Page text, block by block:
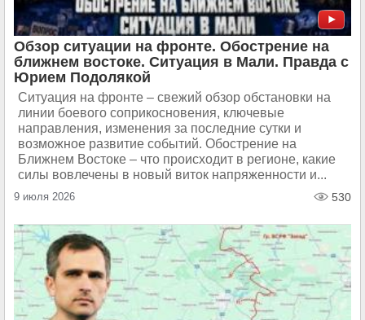
Обзор ситуации на фронте. Обострение на
ближнем востоке. Ситуация в Мали. Правда с
Юрием Подолякой
Ситуация на фронте – свежий обзор обстановки на
линии боевого соприкосновения, ключевые
направления, изменения за последние сутки и
возможное развитие событий. Обострение на
Ближнем Востоке – что происходит в регионе, какие
силы вовлечены в новый виток напряженности и...
9 июля 2026 530